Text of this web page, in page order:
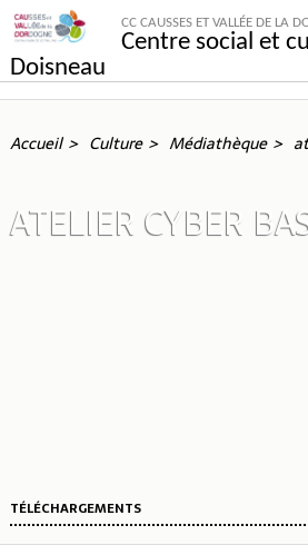
CC CAUSSES ET VALLÉE DE LA
Centre social et
Doisneau
Accueil Culture Médiathèque
ATELIER CYBER
TÉLÉCHARGEMENTS